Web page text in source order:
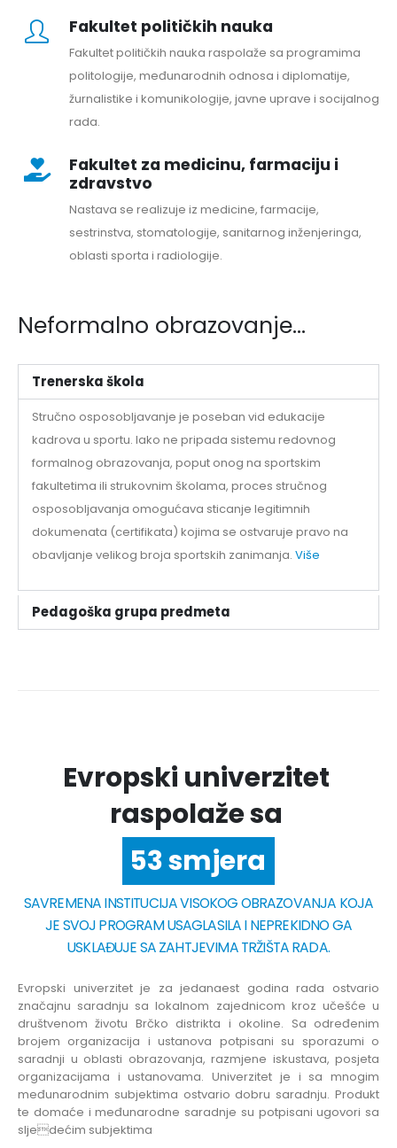
Fakultet političkih nauka
Fakultet političkih nauka raspolaže sa programima
politologije, međunarodnih odnosa i diplomatije,
žurnalistike i komunikologije, javne uprave i socijalnog
rada.
Fakultet za medicinu, farmaciju i
zdravstvo
Nastava se realizuje iz medicine, farmacije,
sestrinstva, stomatologije, sanitarnog inženjeringa,
oblasti sporta i radiologije.
Neformalno obrazovanje...
Trenerska škola
Stručno osposobljavanje je poseban vid edukacije
kadrova u sportu. Iako ne pripada sistemu redovnog
formalnog obrazovanja, poput onog na sportskim
fakultetima ili strukovnim školama, proces stručnog
osposobljavanja omogućava sticanje legitimnih
dokumenata (certifikata) kojima se ostvaruje pravo na
obavljanje velikog broja sportskih zanimanja. Više
Pedagoška grupa predmeta
Evropski univerzitet
raspolaže sa
6 fakulteta
SAVREMENA INSTITUCIJA VISOKOG OBRAZOVANJA KOJA
JE SVOJ PROGRAM USAGLASILA I NEPREKIDNO GA
USKLAĐUJE SA ZAHTJEVIMA TRŽIŠTA RADA.
Evropski univerzitet je za jedanaest godina rada ostvario
značajnu saradnju sa lokalnom zajednicom kroz učešće u
društvenom životu Brčko distrikta i okoline. Sa određenim
brojem organizacija i ustanova potpisani su sporazumi o
saradnji u oblasti obrazovanja, razmjene iskustava, posjeta
organizacijama i ustanovama. Univerzitet je i sa mnogim
međunarodnim subjektima ostvario dobru saradnju. Produkt
te domaće i međunarodne saradnje su potpisani ugovori sa
sljedećim subjektima